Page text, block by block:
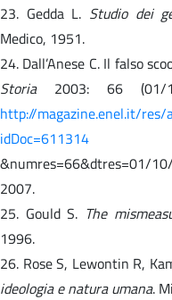
23. Gedda L. Studio dei
Medico, 1951.
24. Dall’Anese C. Il falso
Storia 2003: 66 (01/
http://magazine.enel.it/
idDoc=611314
&numres=66&dtres=01/
2007.
25. Gould S. The
1996.
26. Rose S, Lewontin R,
ideologia e natura umana.